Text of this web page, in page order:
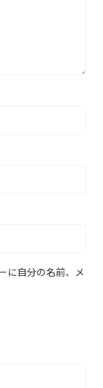
に自分の名前、メ